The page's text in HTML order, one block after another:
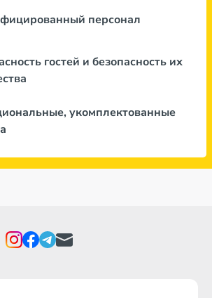
персонал
гостей и безопасность их
укомплектованные